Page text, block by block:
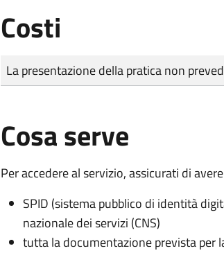
Costi
Tipo di pagamento
Importo
La presentazione della pratica non
Cosa serve
Per accedere al servizio, assicurati di
SPID (sistema pubblico di identità
nazionale dei servizi (CNS)
tutta la documentazione prevista per